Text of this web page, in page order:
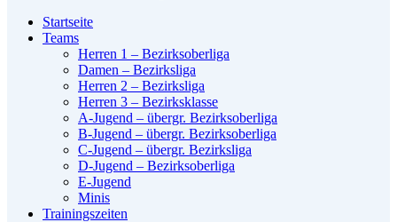
Startseite
Teams
Herren 1 – Bezirksoberliga
Damen – Bezirksliga
Herren 2 – Bezirksliga
Herren 3 – Bezirksklasse
A-Jugend – übergr. Bezirksoberliga
B-Jugend – übergr. Bezirksoberliga
C-Jugend – übergr. Bezirksliga
D-Jugend – Bezirksoberliga
E-Jugend
Minis
Trainingszeiten